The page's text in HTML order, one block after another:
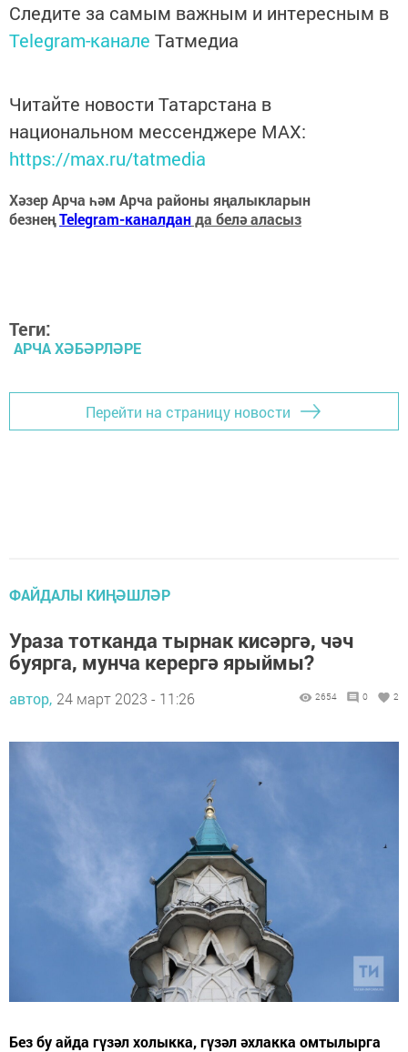
Следите за самым важным и интересным в
Telegram-канале Татмедиа
Читайте новости Татарстана в
национальном мессенджере MАХ:
https://max.ru/tatmedia
Хәзер Арча һәм Арча районы яңалыкларын
безнеңTelegram-каналданда белә аласыз
Теги:
АРЧА ХӘБӘРЛӘРЕ
Перейти на страницу новости
ФАЙДАЛЫ КИҢӘШЛӘР
Ураза тотканда тырнак кисәргә, чәч
буярга, мунча керергә ярыймы?
автор, 24 март 2023 - 11:26 2654 0 2
Без бу айда гүзәл холыкка, гүзәл әхлакка омтылырга